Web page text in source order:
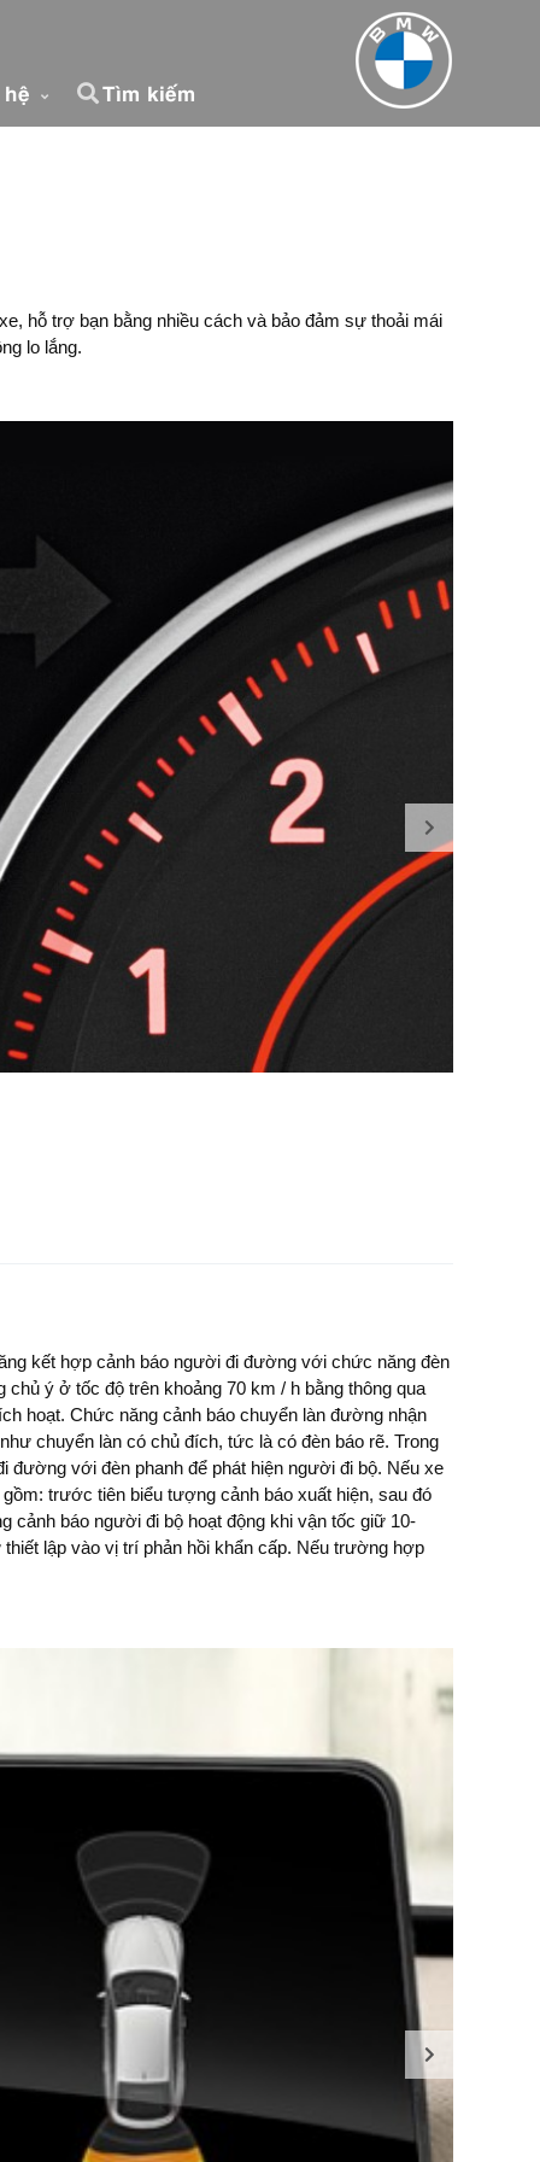
Tìm kiếm
hỗ trợ bạn bằng nhiều cách và bảo đảm sự thoải mái
lo lắng.
kết hợp cảnh báo người đi đường với chức năng đèn
ý ở tốc độ trên khoảng 70 km / h bằng thông qua
hoạt. Chức năng cảnh báo chuyển làn đường nhận
chuyển làn có chủ đích, tức là có đèn báo rẽ. Trong
đường với đèn phanh để phát hiện người đi bộ. Nếu xe
trước tiên biểu tượng cảnh báo xuất hiện, sau đó
cảnh báo người đi bộ hoạt động khi vận tốc giữ 10-
lập vào vị trí phản hồi khẩn cấp. Nếu trường hợp